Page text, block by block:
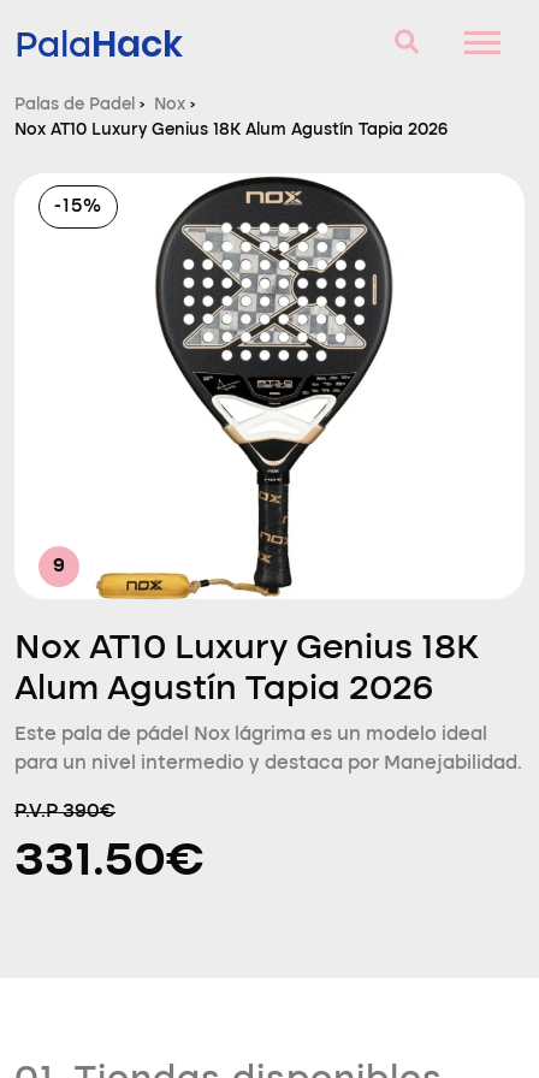
PalaHack
Palas de Padel
Consultorio
Comparador
Palas de Padel › Nox ›
Nox AT10 Luxury Genius 18K Alum Agustín Tapia 2026
-15%
9
Nox AT10 Luxury Genius 18K
Alum Agustín Tapia 2026
Este pala de pádel Nox lágrima es un modelo ideal
para un nivel intermedio y destaca por Manejabilidad.
P.V.P 390€
331.50€